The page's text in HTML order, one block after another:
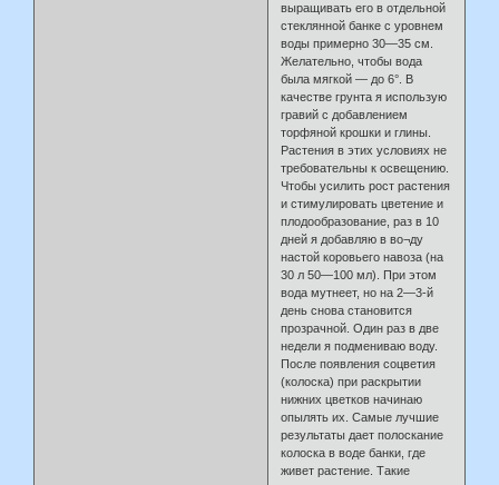
выращивать его в отдельной
стеклянной банке с уровнем
воды примерно 30—35 см.
Желательно, чтобы вода
была мягкой — до 6°. В
качестве грунта я использую
гравий с добавлением
торфяной крошки и глины.
Растения в этих условиях не
требовательны к освещению.
Чтобы усилить рост растения
и стимулировать цветение и
плодообразование, раз в 10
дней я добавляю в во¬ду
настой коровьего навоза (на
30 л 50—100 мл). При этом
вода мутнеет, но на 2—3-й
день снова становится
прозрачной. Один раз в две
недели я подмениваю воду.
После появления соцветия
(колоска) при раскрытии
нижних цветков начинаю
опылять их. Самые лучшие
результаты дает полоскание
колоска в воде банки, где
живет растение. Такие